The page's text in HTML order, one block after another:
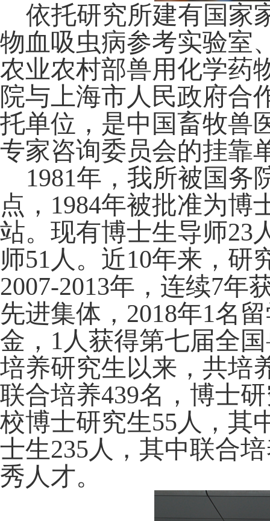
依托研究所建有国家
物血吸虫病参考实验室
农业农村部兽用化学药
院与上海市人民政府合
托单位，是中国畜牧兽
专家咨询委员会的挂靠
1981年，我所被国务
点，1984年被批准为博
站。现有博士生导师23
师51人。近10年来，研
2007-2013年，连续7年
先进集体，2018年1名
金，1人获得第七届全
培养研究生以来，共培
联合培养439名，博士
校博士研究生55人，其
士生235人，其中联合
秀人才。